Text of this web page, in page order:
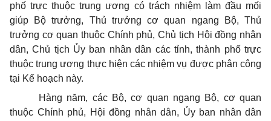
phốtrực thuộc trung ương có trách nhiệm làm đầu mối
giúp Bộ trưởng, Thủ trưởng cơ quan ngang Bộ, Thủ
trưởng cơ quan thuộc Chính phủ, Chủ tịch Hội đồng nhân
dân, Chủ tịch Ủy ban nhân dân các tỉnh, thành phố trực
thuộc trung ương thực hiện các nhiệm vụ được phân công
tại Kế hoạch này.
Hàng năm, các Bộ, cơ quan ngang Bộ, cơ quan
thuộc Chính phủ, Hội đồng nhân dân, Ủy ban nhân dân